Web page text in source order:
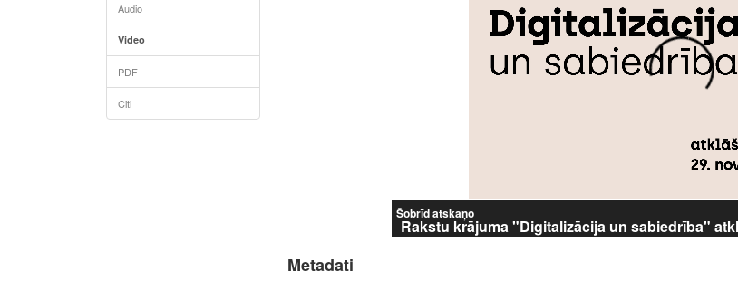
Audio
Video
PDF
Citi
Šobrīd atskaņo
Rakstu krājuma "Digitalizācija un sabiedrība"
Metadati